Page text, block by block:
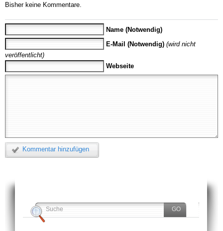
Bisher keine Kommentare.
Name (Notwendig)
E-Mail (Notwendig) (wird nicht
veröffentlicht)
Webseite
Kommentar hinzufügen